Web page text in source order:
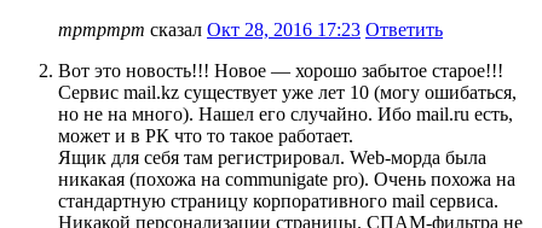
тртртрт сказал Окт 28, 2016 17:23 Ответить
Вот это новость!!! Новое — хорошо забытое старое!!!
Сервис mail.kz существует уже лет 10 (могу ошибаться,
но не на много). Нашел его случайно. Ибо mail.ru есть,
может и в РК что то такое работает.
Ящик для себя там регистрировал. Web-морда была
никакая (похожа на communigate pro). Очень похожа на
стандартную страницу корпоративного mail сервиса.
Никакой персонализации страницы. СПАМ-фильтра не